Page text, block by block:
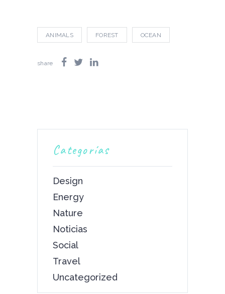
ANIMALS FOREST OCEAN
share
Categorías
Design
Energy
Nature
Noticias
Social
Travel
Uncategorized